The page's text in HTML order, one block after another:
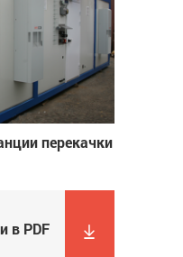
перекачки
в PDF